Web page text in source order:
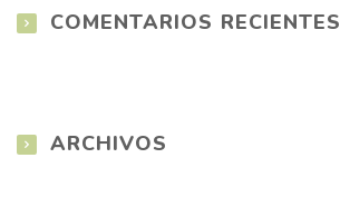
COMENTARIOS RECIENTES
ARCHIVOS